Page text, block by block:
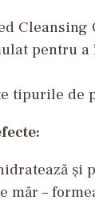
Cleansing
pentru a
tipurile de
ă și
măr –